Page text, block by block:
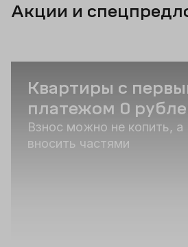
Акции и
Квартиры с
платежом 0
Взнос можно не копить, а
вносить частями